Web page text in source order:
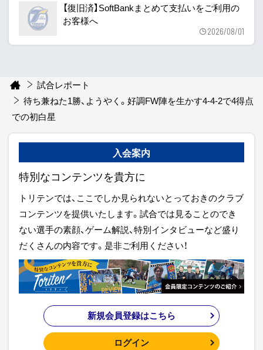
【復旧済】SoftBankまとめて支払いをご利用の
お客様へ
2026/08/01
試合レポート
待ち兼ねた1勝、ようやく。好調FW陣を生かす4-4-2で4得点
での初白星
入会案内
特別なコンテンツを貴方に
トリテンでは、ここでしか見られないとっておきのクラブ
コンテンツを提供いたします。試合では見ることのでき
ない選手の素顔、ゲーム解説、特別インタビューなど盛り
だくさんの内容です。是非ご利用ください！
新規会員登録はこちら
ログイン